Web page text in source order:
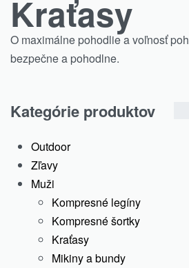
Kraťasy
O maximálne pohodlie a voľnosť
bezpečne a pohodlne.
Kategórie produktov
Outdoor
Zľavy
Muži
Kompresné legíny
Kompresné šortky
Kraťasy
Mikiny a bundy